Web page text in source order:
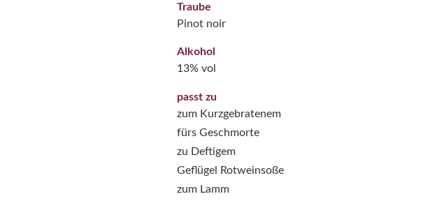
Traube
Pinot noir
Alkohol
13% vol
passt zu
zum Kurzgebratenem
fürs Geschmorte
zu Deftigem
Geflügel Rotweinsoße
zum Lamm